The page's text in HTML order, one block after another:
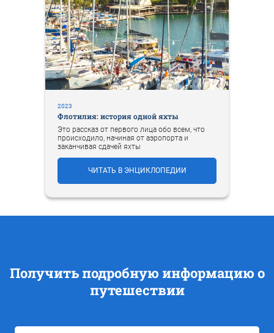
2023
Флотилия: история одной яхты
Это рассказ от первого лица обо всем, что
происходило, начиная от аэропорта и
заканчивая сдачей яхты
ЧИТАТЬ В ЭНЦИКЛОПЕДИИ
Получить подробную информацию о
путешествии